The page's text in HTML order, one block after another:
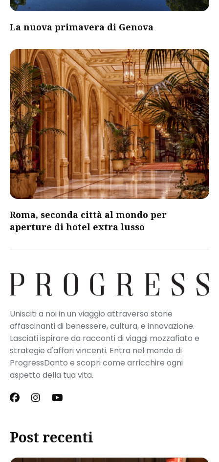
La nuova primavera di Genova
Roma, seconda città al mondo per
aperture di hotel extra lusso
Unisciti a noi in un viaggio attraverso storie
affascinanti di benessere, cultura, e innovazione.
Lasciati ispirare da racconti di viaggi mozzafiato e
strategie d'affari vincenti. Entra nel mondo di
ProgressDanto e scopri come arricchire ogni
aspetto della tua vita.
Post recenti